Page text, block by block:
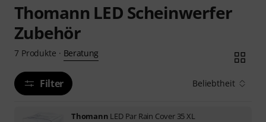
Thomann LED Scheinwerfer
Zubehör
7 Produkte · Beratung
Filter Beliebtheit
Thomann LED Par Rain Cover 35 XL